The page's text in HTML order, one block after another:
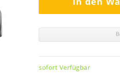
sofort Verfügbar